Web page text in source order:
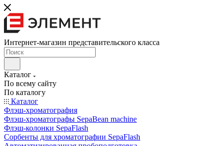
Интернет-магазин представительского класса
Каталог
По всему сайту
По каталогу
Каталог
Флэш-хроматография
Флэш-хроматографы SepaBean machine
Флэш-колонки SepaFlash
Сорбенты для хроматографии SepaFlash